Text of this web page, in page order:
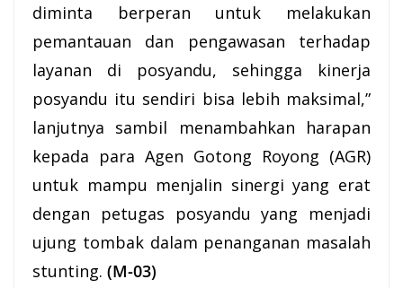
diminta berperan untuk melakukan
pemantauan dan pengawasan terhadap
layanan di posyandu, sehingga kinerja
posyandu itu sendiri bisa lebih maksimal,”
lanjutnya sambil menambahkan harapan
kepada para Agen Gotong Royong (AGR)
untuk mampu menjalin sinergi yang erat
dengan petugas posyandu yang menjadi
ujung tombak dalam penanganan masalah
stunting. (M-03)